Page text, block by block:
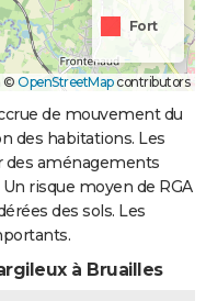
Fort
© OpenStreetMapcontributors
de mouvement du
des habitations. Les
des aménagements
risque moyen de RGA
des sols. Les
à Bruailles